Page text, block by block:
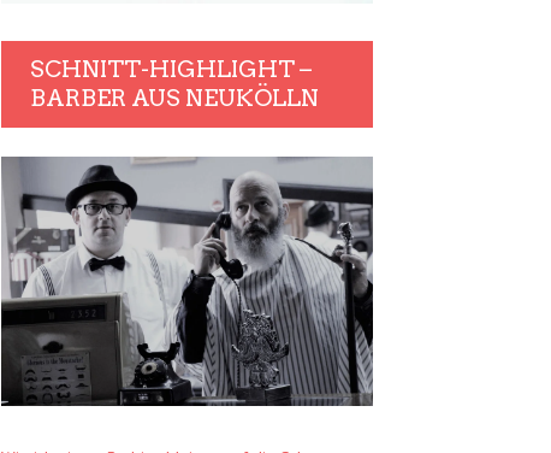
SCHNITT-HIGHLIGHT –
BARBER AUS NEUKÖLLN